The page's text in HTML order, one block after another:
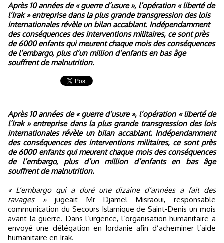
Après 10 années de « guerre d’usure », l’opération « liberté de
l’Irak » entreprise dans la plus grande transgression des lois
internationales révèle un bilan accablant. Indépendamment
des conséquences des interventions militaires, ce sont près
de 6000 enfants qui meurent chaque mois des conséquences
de l’embargo, plus d’un million d’enfants en bas âge
souffrent de malnutrition.
Après 10 années de « guerre d’usure », l’opération « liberté de
l’Irak » entreprise dans la plus grande transgression des lois
internationales révèle un bilan accablant. Indépendamment
des conséquences des interventions militaires, ce sont près
de 6000 enfants qui meurent chaque mois des conséquences
de l’embargo, plus d’un million d’enfants en bas âge
souffrent de malnutrition.
« L’embargo qui a duré une dizaine d’années a fait des
ravages »jugeait Mr Djamel Misraoui, responsable
communication du Secours Islamique de Saint-Denis un mois
avant la guerre. Dans l’urgence, l’organisation humanitaire a
envoyé une délégation en Jordanie afin d’acheminer l’aide
humanitaire en Irak.